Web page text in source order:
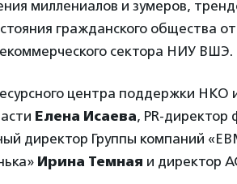
миллениалов и зумеров,
гражданского общества
сектора НИУ ВШЭ.
центра поддержки НКО
Елена Исаева, PR-
директор Группы компаний
Ирина Темная и директор